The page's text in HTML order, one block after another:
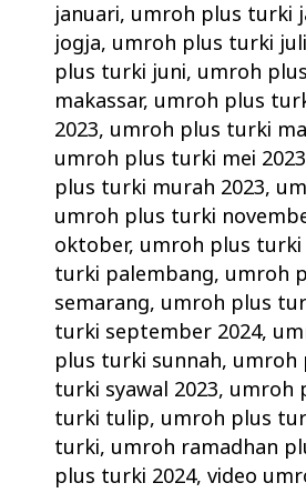
januari, umroh plus turki
jogja, umroh plus turki
plus turki juni, umroh
makassar, umroh plus
2023, umroh plus turki
umroh plus turki mei 2023
plus turki murah 2023,
umroh plus turki
oktober, umroh plus
turki palembang, umroh
semarang, umroh plus
turki september 2024,
plus turki sunnah, umroh
turki syawal 2023, umroh
turki tulip, umroh plus
turki, umroh ramadhan
plus turki 2024,video